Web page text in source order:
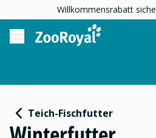
Willkommensrabatt
Teich-Fischfutter